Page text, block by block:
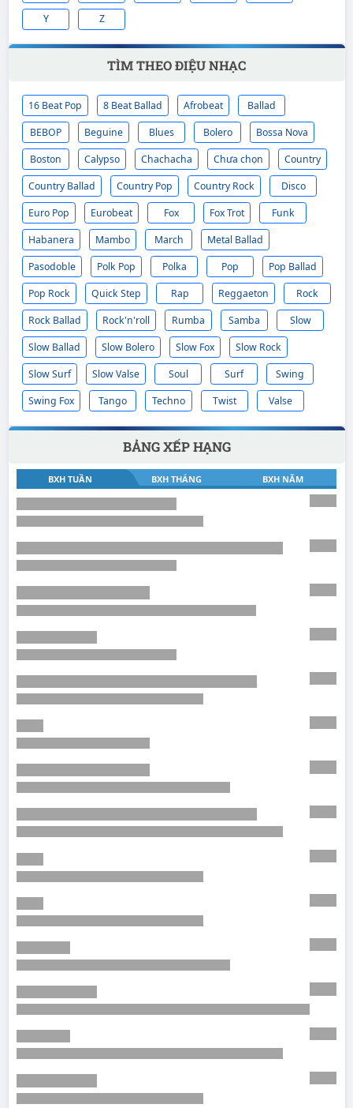
Y Z
TÌM THEO ĐIỆU NHẠC
16 Beat Pop 8 Beat Ballad Afrobeat
Ballad
BEBOP
Beguine Blues Bolero
Bossa Nova
Boston
Calypso Chachacha Chưa chọn
Country
Country Ballad
Country Pop Country Rock
Disco
Euro Pop
Eurobeat Fox Fox Trot
Funk
Habanera
Mambo March
Metal Ballad
Pasodoble
Polk Pop Polka Pop
Pop Ballad
Pop Rock
Quick Step Rap Reggaeton
Rock
Rock Ballad
Rock'n'roll Rumba Samba
Slow
Slow Ballad
Slow Bolero Slow Fox
Slow Rock
Slow Surf
Slow Valse Soul Surf
Swing
Swing Fox
Tango Techno Twist Valse
BẢNG XẾP HẠNG
BXH TUẦN BXH THÁNG BXH NĂM